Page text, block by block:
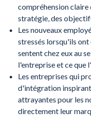
compréhension claire
stratégie, des
Les nouveaux
stressés lorsqu'ils ont
sentent chez eux au
l'entreprise et ce que
Les entreprises qui
d'intégration
attrayantes pour les
directement leur